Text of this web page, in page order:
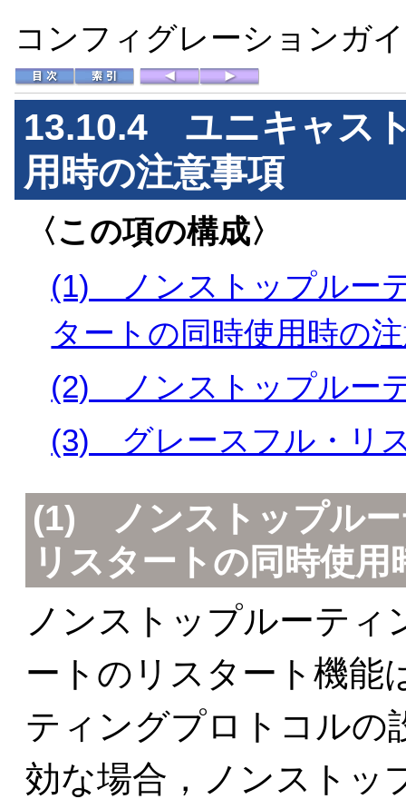
コンフィグレーションガ
13.10.4 ユニキャス
用時の注意事項
〈この項の構成〉
(1) ノンストップルー
タートの同時使用時の
(2) ノンストップルー
(3) グレースフル・リ
(1) ノンストップルー
リスタートの同時使用
ノンストップルーテ
ートのリスタート機能
ティングプロトコルの
効な場合，ノンストッ